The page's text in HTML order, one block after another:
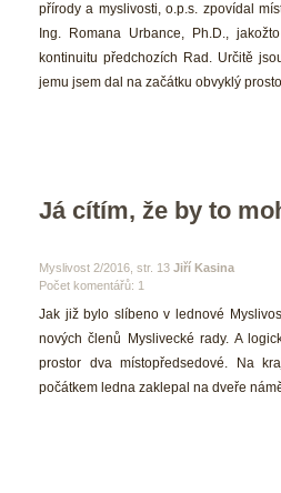
přírody a myslivosti, o.p.s. zpovídal
Ing. Romana Urbance, Ph.D.,
kontinuitu předchozích Rad. Určitě
jemu jsem dal na začátku obvyklý
Já cítím, že by to
Myslivost 2/2016, str. 13 Jiří Kasina
Počet komentářů: 1
Jak již bylo slíbeno v lednové
nových členů Myslivecké rady. A
prostor dva místopředsedové. Na
počátkem ledna zaklepal na dveře